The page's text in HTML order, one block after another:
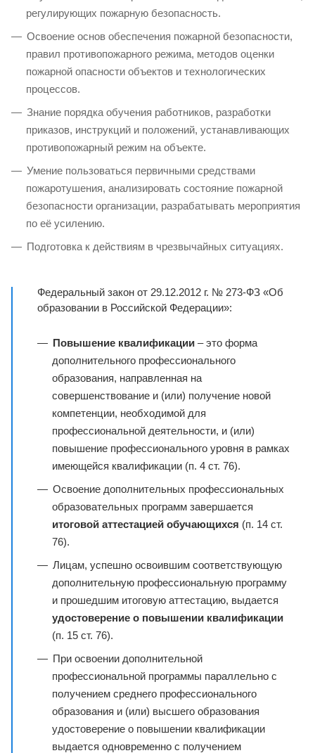
регулирующих пожарную безопасность.
Освоение основ обеспечения пожарной безопасности,
правил противопожарного режима, методов оценки
пожарной опасности объектов и технологических
процессов.
Знание порядка обучения работников, разработки
приказов, инструкций и положений, устанавливающих
противопожарный режим на объекте.
Умение пользоваться первичными средствами
пожаротушения, анализировать состояние пожарной
безопасности организации, разрабатывать мероприятия
по её усилению.
Подготовка к действиям в чрезвычайных ситуациях.
Федеральный закон от 29.12.2012 г. № 273-ФЗ «Об
образовании в Российской Федерации»:
Повышение квалификации – это форма
дополнительного профессионального
образования, направленная на
совершенствование и (или) получение новой
компетенции, необходимой для
профессиональной деятельности, и (или)
повышение профессионального уровня в рамках
имеющейся квалификации (п. 4 ст. 76).
Освоение дополнительных профессиональных
образовательных программ завершается
итоговой аттестацией обучающихся (п. 14 ст.
76).
Лицам, успешно освоившим соответствующую
дополнительную профессиональную программу
и прошедшим итоговую аттестацию, выдается
удостоверение о повышении квалификации
(п. 15 ст. 76).
При освоении дополнительной
профессиональной программы параллельно с
получением среднего профессионального
образования и (или) высшего образования
удостоверение о повышении квалификации
выдается одновременно с получением